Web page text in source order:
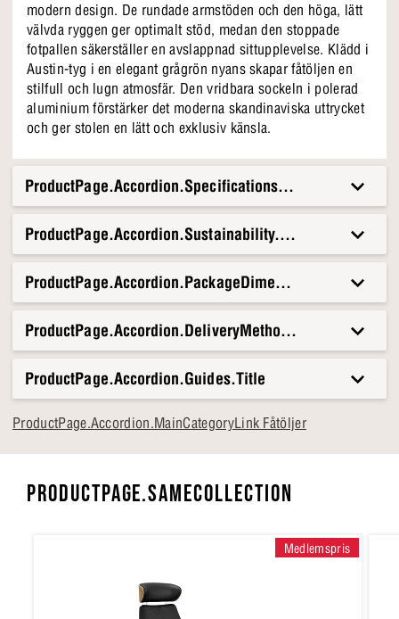
modern design. De rundade armstöden och den höga, lätt
välvda ryggen ger optimalt stöd, medan den stoppade
fotpallen säkerställer en avslappnad sittupplevelse. Klädd i
Austin-tyg i en elegant grågrön nyans skapar fåtöljen en
stilfull och lugn atmosfär. Den vridbara sockeln i polerad
aluminium förstärker det moderna skandinaviska uttrycket
och ger stolen en lätt och exklusiv känsla.
ProductPage.Accordion.Specifications.Title
ProductPage.Accordion.Sustainability.Title
ProductPage.Accordion.DeliveryMethods.Title
ProductPage.Accordion.Guides.Title
ProductPage.Accordion.MainCategoryLink Fåtöljer
PRODUCTPAGE.SAMECOLLECTION
Medlemspris